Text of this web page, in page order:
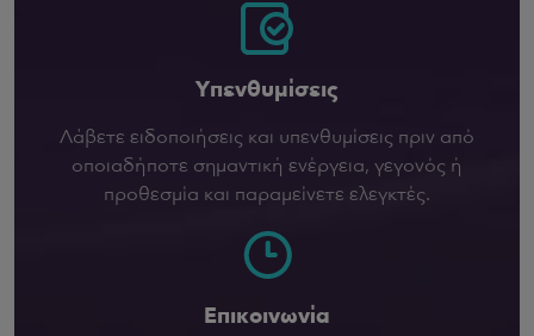
Υπενθυμίσεις
Λάβετε ειδοποιήσεις και υπενθυμίσεις πριν από
οποιαδήποτε σημαντική ενέργεια, γεγονός ή
προθεσμία και παραμείνετε ελεγκτές.
Επικοινωνία